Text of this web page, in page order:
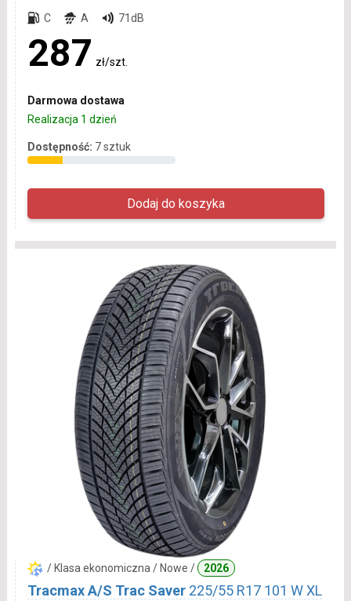
C A 71dB
287 zł/szt.
Darmowa dostawa
Realizacja 1 dzień
Dostępność: 7 sztuk
/ Klasa ekonomiczna / Nowe / 2026
Tracmax A/S Trac Saver 225/55 R17 101 W XL